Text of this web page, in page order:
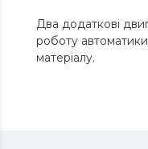
Два додаткові
роботу
матеріалу.